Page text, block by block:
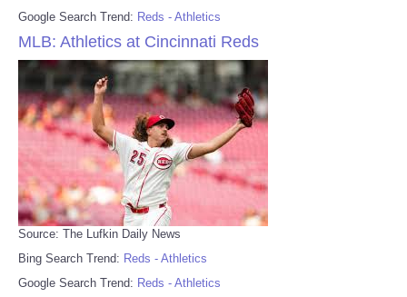
Google Search Trend: Reds - Athletics
MLB: Athletics at Cincinnati Reds
Source: The Lufkin Daily News
Bing Search Trend: Reds - Athletics
Google Search Trend: Reds - Athletics